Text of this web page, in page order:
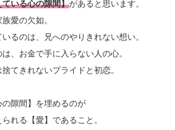
いる心の隙間】があると思います。
愛の欠如。
るのは、兄へのやりきれない想い。
、お金で手に入らない人の心。
てきれないプライドと初恋。
隙間】を埋めるのが
れる【愛】であること。